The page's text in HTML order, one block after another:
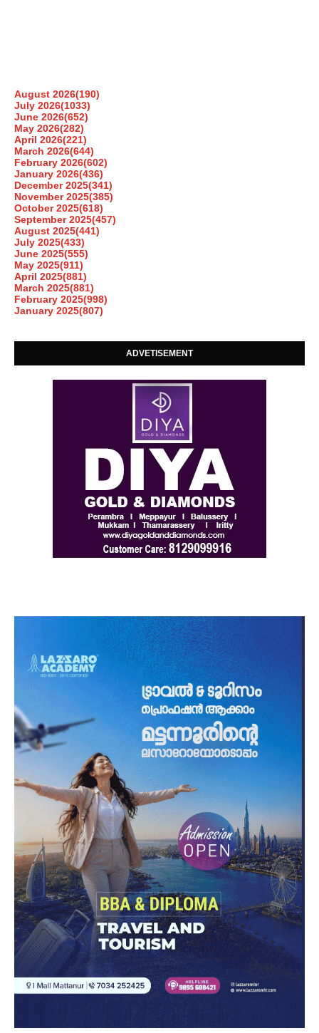
August 2026(190)
July 2026(1033)
June 2026(652)
May 2026(282)
April 2026(221)
March 2026(644)
February 2026(602)
January 2026(436)
December 2025(341)
November 2025(385)
October 2025(618)
September 2025(457)
August 2025(441)
July 2025(433)
June 2025(555)
May 2025(911)
April 2025(881)
March 2025(881)
February 2025(998)
January 2025(807)
ADVETISEMENT